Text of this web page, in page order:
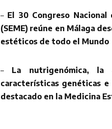
– El 30 Congreso
(SEME) reúne en Málaga
estéticos de todo el Mundo
– La nutrigenómica, la
características genéticas
destacado en la Medicina